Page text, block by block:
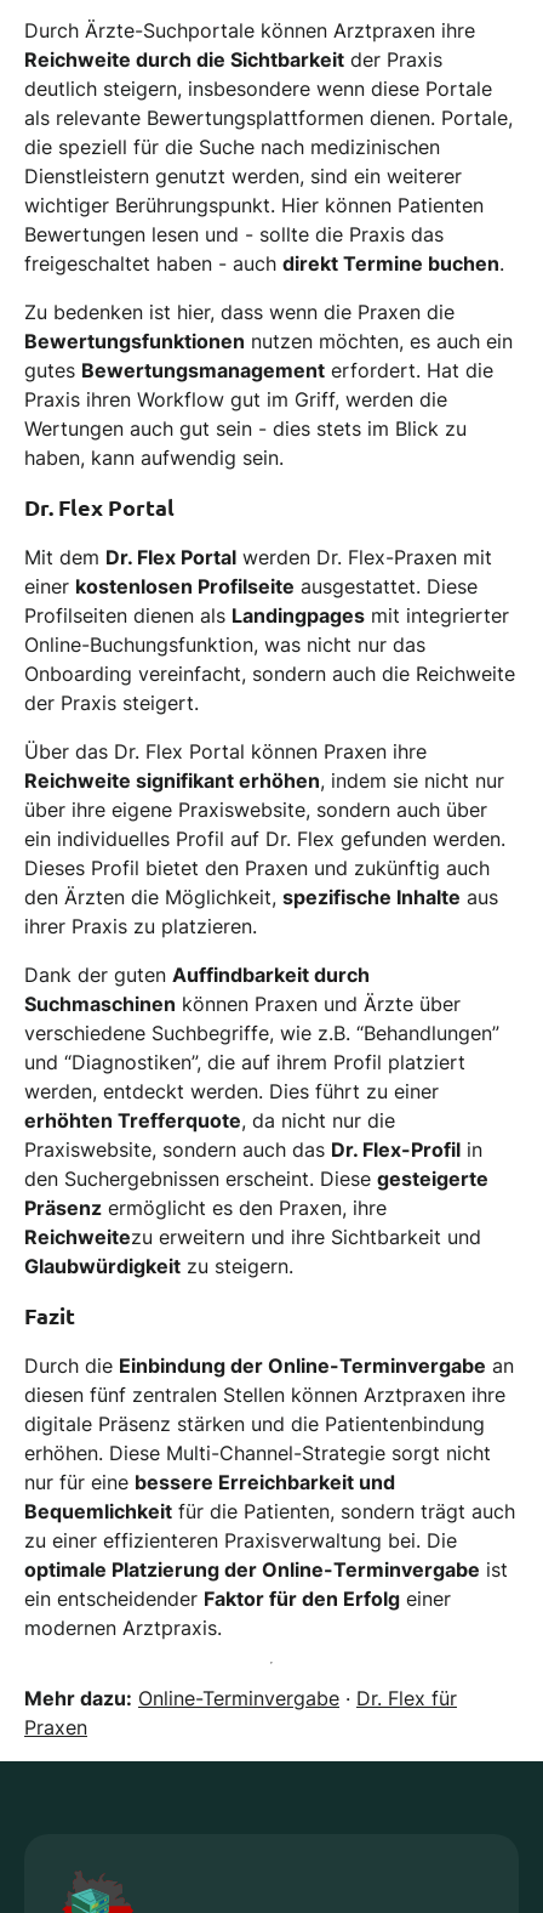
Durch Ärzte-Suchportale können Arztpraxen ihre
Reichweite durch die Sichtbarkeit der Praxis
deutlich steigern, insbesondere wenn diese Portale
als relevante Bewertungsplattformen dienen. Portale,
die speziell für die Suche nach medizinischen
Dienstleistern genutzt werden, sind ein weiterer
wichtiger Berührungspunkt. Hier können Patienten
Bewertungen lesen und - sollte die Praxis das
freigeschaltet haben - auch direkt Termine buchen.
Zu bedenken ist hier, dass wenn die Praxen die
Bewertungsfunktionen nutzen möchten, es auch ein
gutes Bewertungsmanagement erfordert. Hat die
Praxis ihren Workflow gut im Griff, werden die
Wertungen auch gut sein - dies stets im Blick zu
haben, kann aufwendig sein.
Dr. Flex Portal
Mit dem Dr. Flex Portal werden Dr. Flex-Praxen mit
einer kostenlosen Profilseite ausgestattet. Diese
Profilseiten dienen als Landingpages mit integrierter
Online-Buchungsfunktion, was nicht nur das
Onboarding vereinfacht, sondern auch die Reichweite
der Praxis steigert.
Über das Dr. Flex Portal können Praxen ihre
Reichweite signifikant erhöhen, indem sie nicht nur
über ihre eigene Praxiswebsite, sondern auch über
ein individuelles Profil auf Dr. Flex gefunden werden.
Dieses Profil bietet den Praxen und zukünftig auch
den Ärzten die Möglichkeit, spezifische Inhalte aus
ihrer Praxis zu platzieren.
Dank der guten Auffindbarkeit durch
Suchmaschinen können Praxen und Ärzte über
verschiedene Suchbegriffe, wie z.B. “Behandlungen”
und “Diagnostiken”, die auf ihrem Profil platziert
werden, entdeckt werden. Dies führt zu einer
erhöhten Trefferquote, da nicht nur die
Praxiswebsite, sondern auch das Dr. Flex-Profil in
den Suchergebnissen erscheint. Diese gesteigerte
Präsenz ermöglicht es den Praxen, ihre
Reichweitezu erweitern und ihre Sichtbarkeit und
Glaubwürdigkeit zu steigern.
Fazit
Durch die Einbindung der Online-Terminvergabe an
diesen fünf zentralen Stellen können Arztpraxen ihre
digitale Präsenz stärken und die Patientenbindung
erhöhen. Diese Multi-Channel-Strategie sorgt nicht
nur für eine bessere Erreichbarkeit und
Bequemlichkeit für die Patienten, sondern trägt auch
zu einer effizienteren Praxisverwaltung bei. Die
optimale Platzierung der Online-Terminvergabe ist
ein entscheidender Faktor für den Erfolg einer
modernen Arztpraxis.
Mehr dazu: Online-Terminvergabe · Dr. Flex für
Praxen